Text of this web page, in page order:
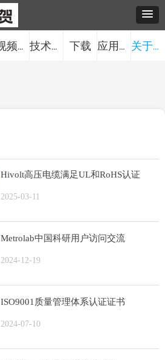
视频中心 技术服务 下载 应用案例 关于我们
Hivolt高压电缆满足UL和RoHS认证
2025-03-11
Metrolab中国科研用户访问交流
2024-12-19
ISO9001质量管理体系认证证书
2024-07-10